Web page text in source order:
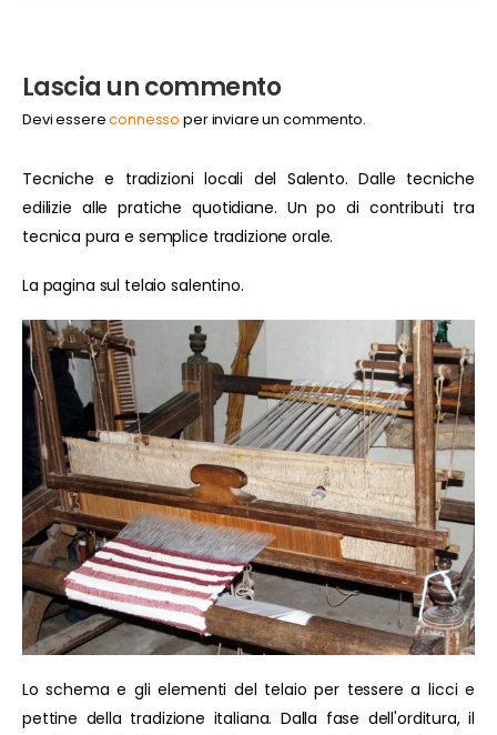
Lascia un commento
Devi essereconnesso per inviare un commento.
Tecniche e tradizioni locali del Salento. Dalle tecniche
edilizie alle pratiche quotidiane. Un po di contributi tra
tecnica pura e semplice tradizione orale.
La pagina sul telaio salentino.
Lo schema e gli elementi del telaio per tessere a licci e
pettine della tradizione italiana. Dalla fase dell'orditura, il